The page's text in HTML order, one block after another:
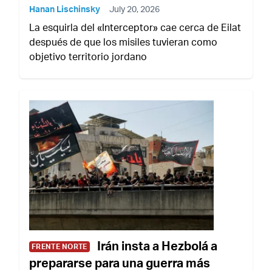
Hanan Lischinsky July 20, 2026
La esquirla del «Interceptor» cae cerca de Eilat
después de que los misiles tuvieran como
objetivo territorio jordano
FRENTE NORTE
Irán insta a Hezbolá a
prepararse para una guerra más